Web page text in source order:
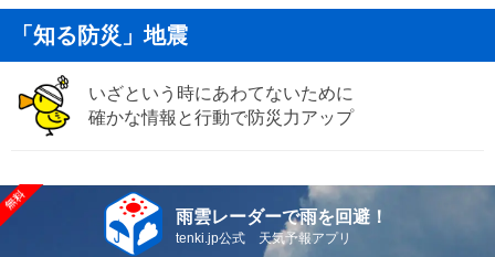
「知る防災」地震
いざという時にあわてないために
確かな情報と行動で防災力アップ
雨雲レーダーで雨を回避！
tenki.jp公式 天気予報アプリ